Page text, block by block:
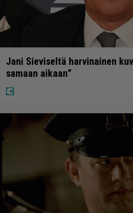
Jani Sieviseltä harvinainen
samaan aikaan”